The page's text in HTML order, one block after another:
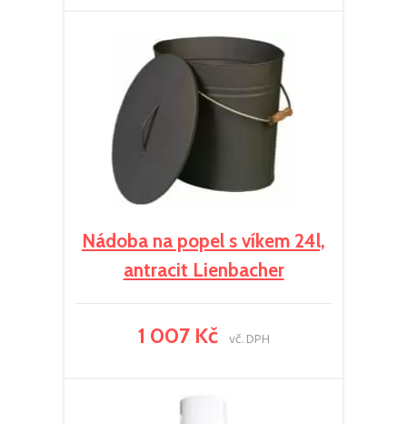
Nádoba na popel s víkem 24l,
antracit Lienbacher
1 007 Kč vč. DPH